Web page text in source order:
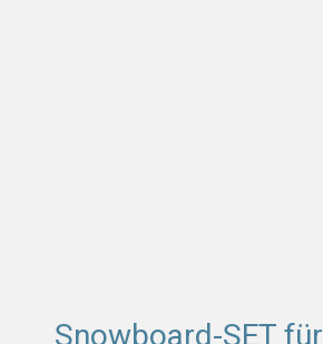
Snowboard-SET für